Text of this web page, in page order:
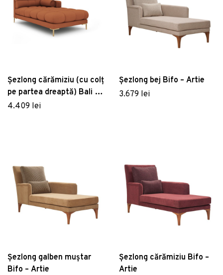
Șezlong cărămiziu (cu colț
pe partea dreaptă) Bali –
Cosmopolitan Design
4.409 lei
Șezlong bej Bifo – Artie
3.679 lei
Șezlong galben muștar
Bifo – Artie
Șezlong cărămiziu Bifo –
Artie